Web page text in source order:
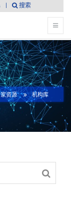
搜索
资源 机构库